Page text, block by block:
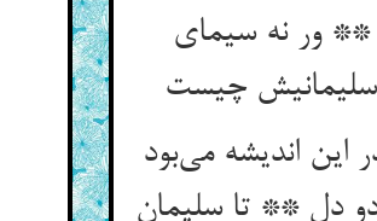
** ور نه سیمای
این اندیشه می‌‌بود
دو دل ** تا سلیمان